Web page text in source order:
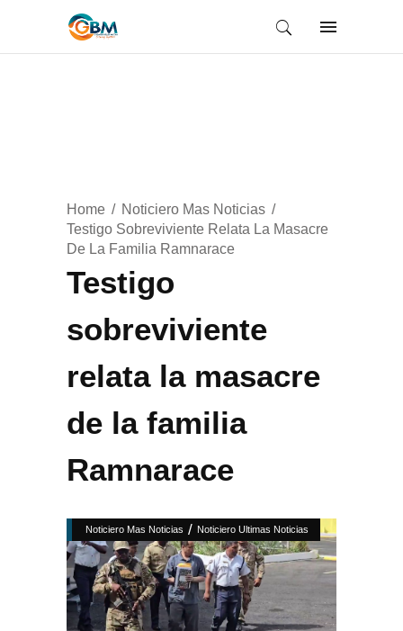
Home
Noticiero Mas Noticias
Testigo Sobreviviente Relata La Masacre
De La Familia Ramnarace
Testigo
sobreviviente
relata la masacre
de la familia
Ramnarace
Noticiero Mas Noticias / Noticiero Ultimas Noticias